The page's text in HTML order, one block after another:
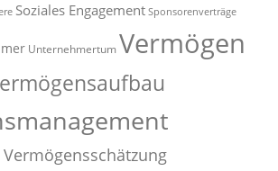
Soziales Engagement Sponsorenverträge
UnternehmertumVermögen
Vermögensschätzung